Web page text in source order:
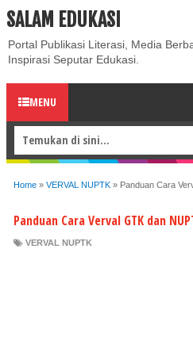
ABOUT CONTACT US
SALAM EDUKASI
Portal Publikasi Literasi, Media
Inspirasi Seputar Edukasi.
MENU
Home » VERVAL NUPTK » Panduan Cara
Panduan Cara Verval GTK dan
VERVAL NUPTK